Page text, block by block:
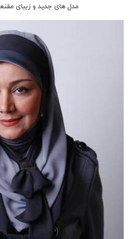
مدل های جدید و زیبای